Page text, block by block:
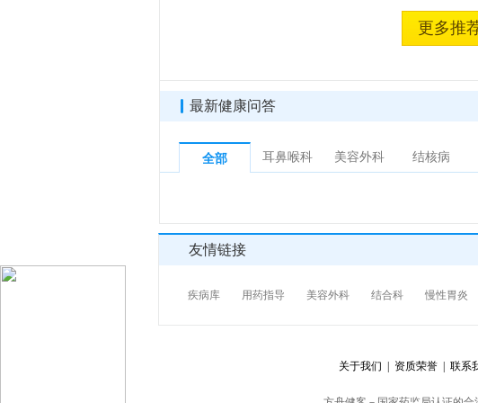
更多推
最新健康问答
全部 耳鼻喉科 美容外科 结核病
友情链接
疾病库 用药指导 美容外科 结合科 慢性胃炎
关于我们 | 资质荣誉 | 联系